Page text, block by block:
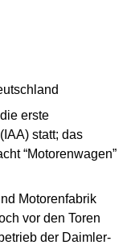
erste
statt; das
“Motorenwagen”
Motorenfabrik
vor den Toren
der Daimler-